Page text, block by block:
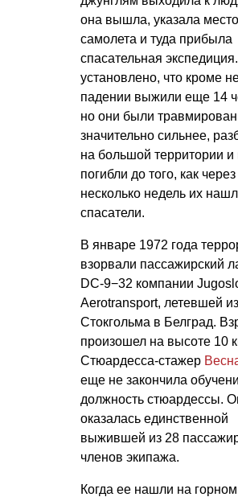
она вышла, указала
самолета и туда прибыла
спасательная
установлено, что кроме
падении выжили еще 14
но они были
значительно сильнее,
на большой территории и
погибли до того, как через
несколько недель их
спасатели.
В январе 1972 года
взорвали пассажирский
DC-9−32 компании
Aerotransport, летевшей из
Стокгольма в Белград.
произошел на высоте 10
Стюардесса-стажер
еще не закончила
должность стюардессы.
оказалась единственной
выжившей из 28
членов экипажа.
Когда ее нашли на